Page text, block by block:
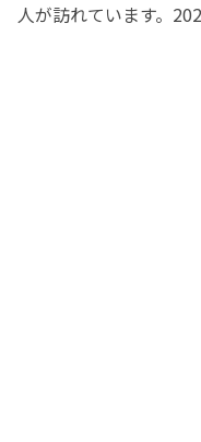
人が訪れています。